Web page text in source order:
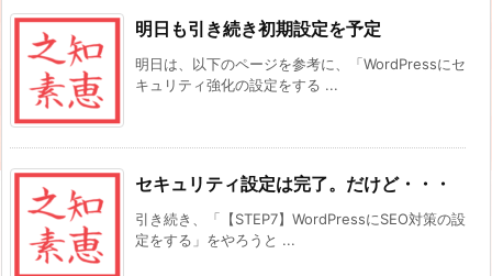
明日も引き続き初期設定を予定
明日は、以下のページを参考に、「WordPressにセ
キュリティ強化の設定をする ...
セキュリティ設定は完了。だけど・・・
引き続き、「【STEP7】WordPressにSEO対策の設
定をする」をやろうと ...